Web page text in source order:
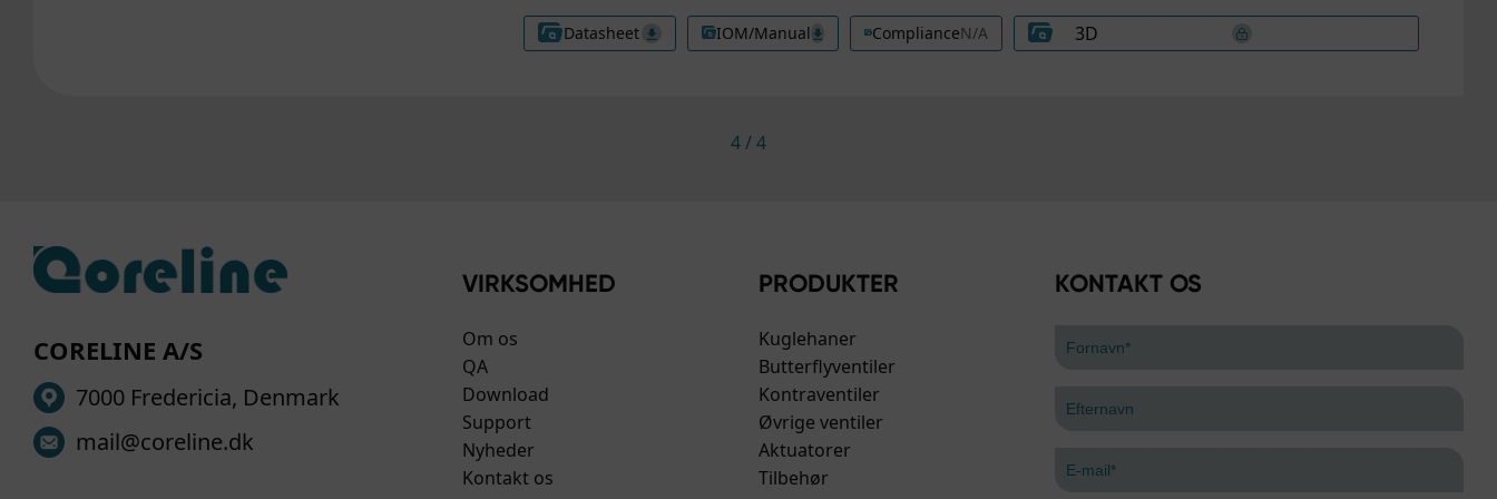
Datasheet IOM/Manual ComplianceN/A 3D
4/4
CORELINE A/S
7000 Fredericia, Denmark
mail@coreline.dk
VIRKSOMHED
Om os
QA
Download
Support
Nyheder
Kontakt os
PRODUKTER
Kuglehaner
Butterflyventiler
Kontraventiler
Øvrige ventiler
Aktuatorer
Tilbehør
KONTAKT OS
hjemmeside.